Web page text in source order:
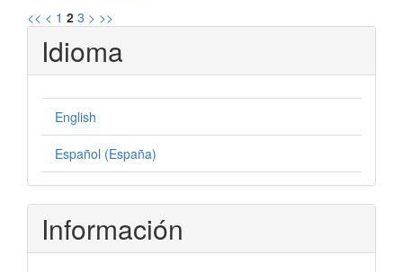
<< < 1 2 3 > >>
Idioma
English
Español (España)
Información